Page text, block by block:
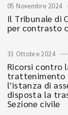
05 Novembre 2024
Il Tribunale di
per contrasto
31 Ottobre 2024
Ricorsi contro
trattenimento
l'istanza di
disposta la
Sezione civile